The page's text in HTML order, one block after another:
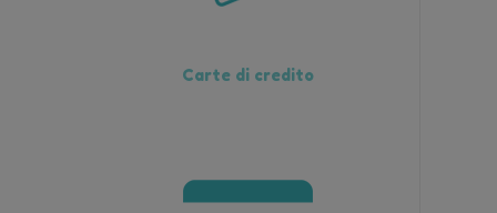
Carte di credito